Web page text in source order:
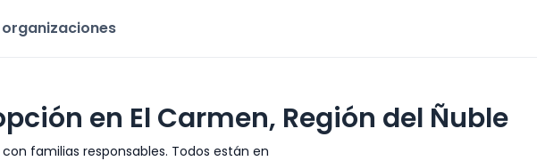
en El Carmen, Región del Ñuble
familias responsables. Todos están en